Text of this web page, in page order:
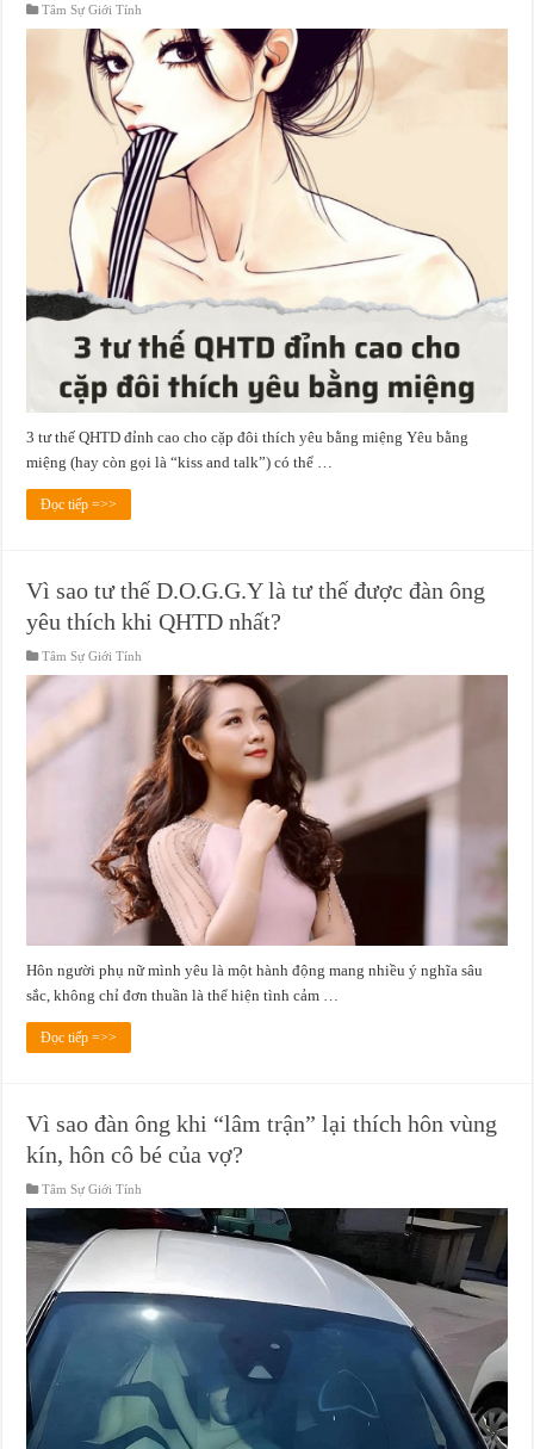
Tâm Sự Giới Tính
3 tư thế QHTD đỉnh cao cho cặp đôi thích yêu bằng miệng Yêu bằng
miệng (hay còn gọi là “kiss and talk”) có thể …
Đọc tiếp =>>
Vì sao tư thế D.O.G.G.Y là tư thế được đàn ông
yêu thích khi QHTD nhất?
Tâm Sự Giới Tính
Hôn người phụ nữ mình yêu là một hành động mang nhiều ý nghĩa sâu
sắc, không chỉ đơn thuần là thể hiện tình cảm …
Đọc tiếp =>>
Vì sao đàn ông khi “lâm trận” lại thích hôn vùng
kín, hôn cô bé của vợ?
Tâm Sự Giới Tính